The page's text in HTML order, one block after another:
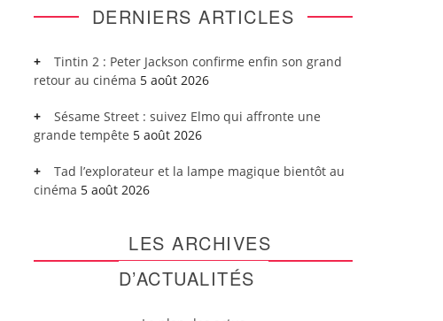
DERNIERS ARTICLES
Tintin 2 : Peter Jackson confirme enfin son grand
retour au cinéma 5 août 2026
Sésame Street : suivez Elmo qui affronte une
grande tempête 5 août 2026
Tad l’explorateur et la lampe magique bientôt au
cinéma 5 août 2026
LES ARCHIVES
D’ACTUALITÉS